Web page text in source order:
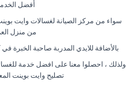
أفضل
سواء من مركز الصيانة لغسالات وايت
من منزل
بالأضافة للايدي المدربة صاحبة الخبرة
ولذلك ، احصلوا معنا على افضل خدمة
تصليح وايت بوينت